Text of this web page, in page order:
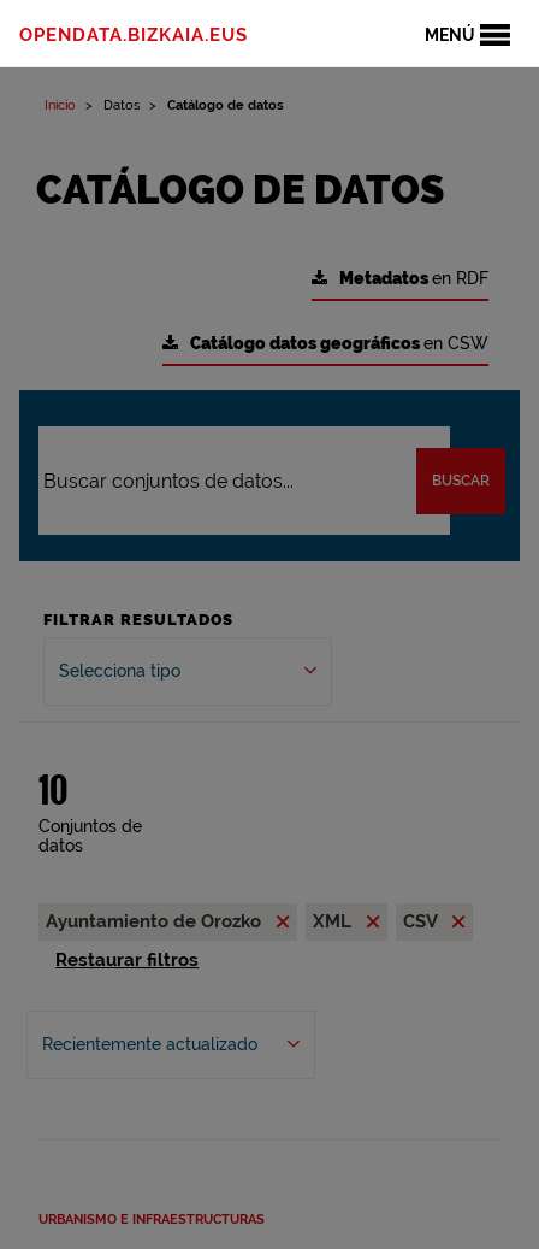
MENÚ
OPENDATA.BIZKAIA.EUS
Inicio Datos Catálogo de datos
CATÁLOGO DE DATOS
Metadatosen RDF
Catálogo datos geográficosen CSW
BUSCAR
FILTRAR RESULTADOS
Selecciona tipo
10
Conjuntos de
datos
Ayuntamiento de Orozko XML
CSV
Restaurar filtros
Recientemente actualizado
URBANISMO E INFRAESTRUCTURAS